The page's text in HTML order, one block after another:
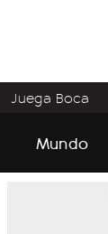
Juega Boca
Mundo